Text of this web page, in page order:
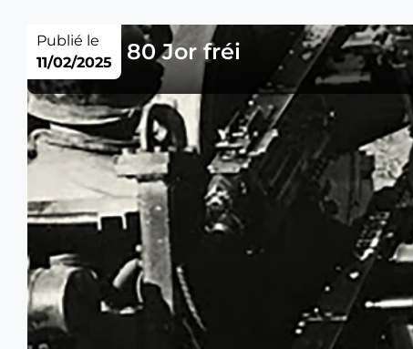
des
articles
de
nouveautés
Veinen 80 Jor fréi
Publié le
11/02/2025